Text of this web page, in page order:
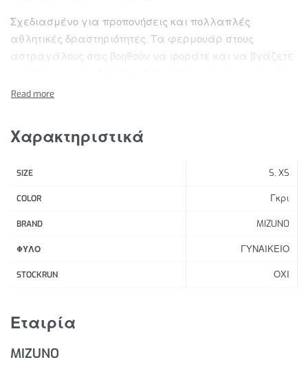
Σχεδιασμένο για προπονήσεις και πολλαπλές
αθλητικές δραστηριότητες. Τα φερμουάρ στους
αστραγάλους σας βοηθούν να φοράτε και να βγάζετε
πίσω μέρος για ασφαλή αποθήκευση. Η ζώνη μέσης με
επίπεδες ραφές για αντοχή στην τριβή και βελτιωμένη
Ζώνη μέση για καλύτερη εφαρμογή
Κατασκευή BlindStitch παρέχει επίπεδες ραφές για
Χαρακτηριστικά
SIZE S, XS
COLOR Γκρι
BRAND MIZUNO
ΦΥΛΟ ΓΥΝΑΙΚΕΙΟ
STOCKRUN ΟΧΙ
Εταιρία
MIZUNO